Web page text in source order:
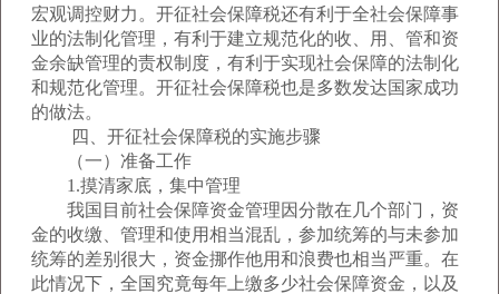
宏观调控财力。开征社会保障税还有利于全社会保障事
业的法制化管理，有利于建立规范化的收、用、管和资
金余缺管理的责权制度，有利于实现社会保障的法制化
和规范化管理。开征社会保障税也是多数发达国家成功
的做法。
四、开征社会保障税的实施步骤
（一）准备工作
1.摸清家底，集中管理
我国目前社会保障资金管理因分散在几个部门，资
金的收缴、管理和使用相当混乱，参加统筹的与未参加
统筹的差别很大，资金挪作他用和浪费也相当严重。在
此情况下，全国究竟每年上缴多少社会保障资金，以及